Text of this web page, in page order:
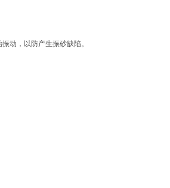
动，以防产生振砂缺陷。